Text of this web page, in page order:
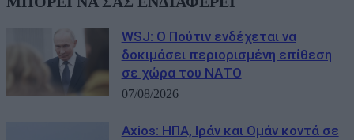
WSJ: Ο Πούτιν ενδέχεται να
δοκιμάσει περιορισμένη επίθεση
σε χώρα του ΝΑΤΟ
07/08/2026
Axios: ΗΠΑ, Ιράν και Ομάν κοντά σε